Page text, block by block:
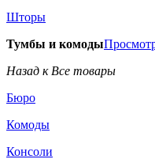
Шторы
Тумбы и комоды
Назад к Все товары
Бюро
Комоды
Консоли